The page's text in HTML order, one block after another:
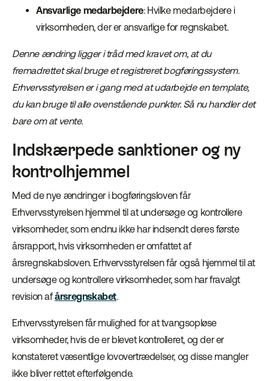
Ansvarlige medarbejdere: Hvilke medarbejdere i
virksomheden, der er ansvarlige for regnskabet.
Denne ændring ligger i tråd med kravet om, at du
fremadrettet skal bruge et registreret bogføringssystem.
Erhvervsstyrelsen er i gang med at udarbejde en template,
du kan bruge til alle ovenstående punkter. Så nu handler det
bare om at vente.
Indskærpede sanktioner og ny
kontrolhjemmel
Med de nye ændringer i bogføringsloven får
Erhvervsstyrelsen hjemmel til at undersøge og kontrollere
virksomheder, som endnu ikke har indsendt deres første
årsrapport, hvis virksomheden er omfattet af
årsregnskabsloven. Erhvervsstyrelsen får også hjemmel til at
undersøge og kontrollere virksomheder, som har fravalgt
revision afårsregnskabet.
Erhvervsstyrelsen får mulighed for at tvangsopløse
virksomheder, hvis de er blevet kontrolleret, og der er
konstateret væsentlige lovovertrædelser, og disse mangler
ikke bliver rettet efterfølgende.